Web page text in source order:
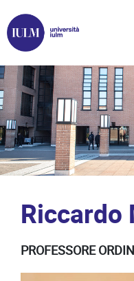
Riccardo
PROFESSORE